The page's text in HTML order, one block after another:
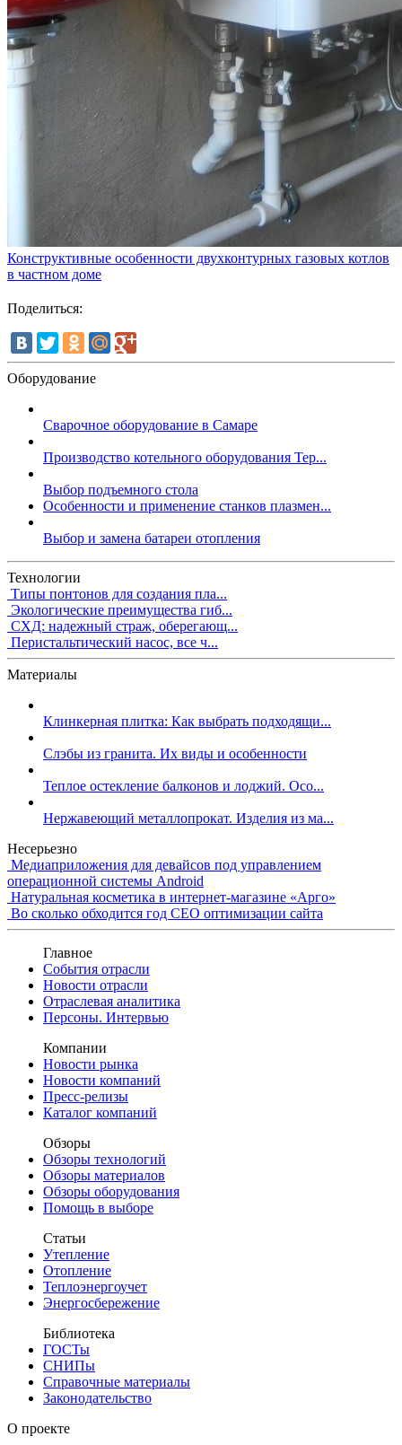
Конструктивные особенности двухконтурных газовых котлов
в частном доме
Поделиться:
Оборудование
Сварочное оборудование в Самаре
Производство котельного оборудования Тер...
Выбор подъемного стола
Особенности и применение станков плазмен...
Выбор и замена батареи отопления
Технологии
Типы понтонов для создания пла...
Экологические преимущества гиб...
СХД: надежный страж, оберегающ...
Перистальтический насос, все ч...
Материалы
Клинкерная плитка: Как выбрать подходящи...
Слэбы из гранита. Их виды и особенности
Теплое остекление балконов и лоджий. Осо...
Нержавеющий металлопрокат. Изделия из ма...
Несерьезно
Медиаприложения для девайсов под управлением
операционной системы Android
Натуральная косметика в интернет-магазине «Арго»
Во сколько обходится год СЕО оптимизации сайта
Главное
События отрасли
Новости отрасли
Отраслевая аналитика
Персоны. Интервью
Компании
Новости рынка
Новости компаний
Пресс-релизы
Каталог компаний
Обзоры
Обзоры технологий
Обзоры материалов
Обзоры оборудования
Помощь в выборе
Статьи
Утепление
Отопление
Теплоэнергоучет
Энергосбережение
Библиотека
ГОСТы
СНИПы
Справочные материалы
Законодательство
О проекте